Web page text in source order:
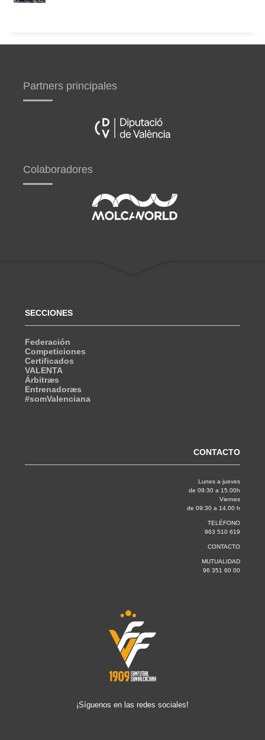
Partners principales
Colaboradores
SECCIONES
Federación
Competiciones
Certificados
VALENTA
Árbitræs
Entrenadoræs
#somValenciana
CONTACTO
Lunes a jueves
de 09:30 a 15.00h
Viernes
de 09:30 a 14.00 h
TELÉFONO
963 510 619
CONTACTO
MUTUALIDAD
96 351 60 00
¡Síguenos en las redes sociales!